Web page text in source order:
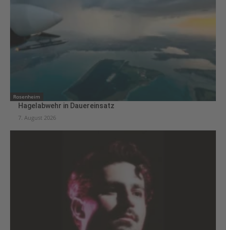
Rosenheim
Hagelabwehr in Dauereinsatz
7. August 2026